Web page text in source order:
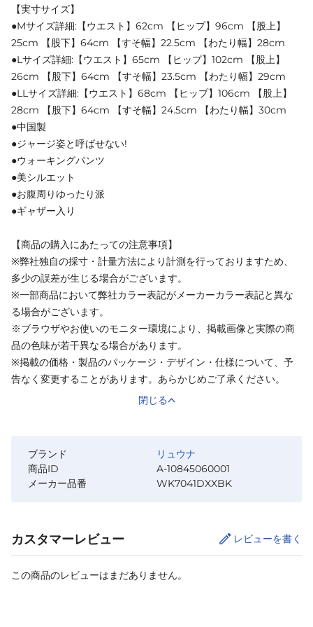
【実寸サイズ】
●Mサイズ詳細:【ウエスト】62cm 【ヒップ】96cm 【股上】
25cm 【股下】64cm 【すそ幅】22.5cm 【わたり幅】28cm
●Lサイズ詳細:【ウエスト】65cm 【ヒップ】102cm 【股上】
26cm 【股下】64cm 【すそ幅】23.5cm 【わたり幅】29cm
●LLサイズ詳細:【ウエスト】68cm 【ヒップ】106cm 【股上】
28cm 【股下】64cm 【すそ幅】24.5cm 【わたり幅】30cm
●中国製
●ジャージ姿と呼ばせない!
●ウォーキングパンツ
●美シルエット
●お腹周りゆったり派
●ギャザー入り
【商品の購入にあたっての注意事項】
※弊社独自の採寸・計量方法により計測を行っておりますため、
多少の誤差が生じる場合がございます。
※一部商品において弊社カラー表記がメーカーカラー表記と異な
る場合がございます。
※ブラウザやお使いのモニター環境により、掲載画像と実際の商
品の色味が若干異なる場合があります。
※掲載の価格・製品のパッケージ・デザイン・仕様について、予
告なく変更することがあります。あらかじめご了承ください。
閉じる
ブランド
リュウナ
商品ID
A-10845060001
メーカー品番
WK7041DXXBK
カスタマーレビュー レビューを書く
この商品のレビューはまだありません。